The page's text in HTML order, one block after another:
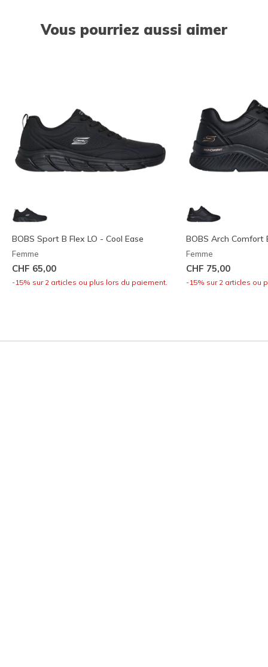
Vous pourriez aussi aimer
BOBS Sport B Flex LO - Cool Ease
Femme
CHF 65,00
-15% sur 2 articles ou plus lors du paiement.
BOBS Arch Comfort
Femme
CHF 75,00
-15% sur 2 articles ou